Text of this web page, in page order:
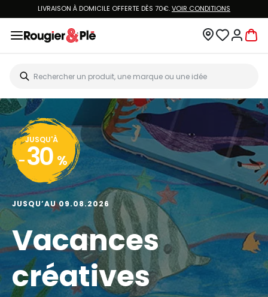
LIVRAISON À DOMICILE OFFERTE DÈS 70€.VOIR CONDITIONS
JUSQU'À
- 30 %
JUSQU’AU 09.08.2026
Vacances
créatives